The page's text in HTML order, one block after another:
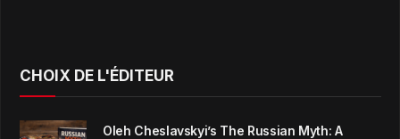
CHOIX DE L'ÉDITEUR
Oleh Cheslavskyi’s The Russian Myth: A